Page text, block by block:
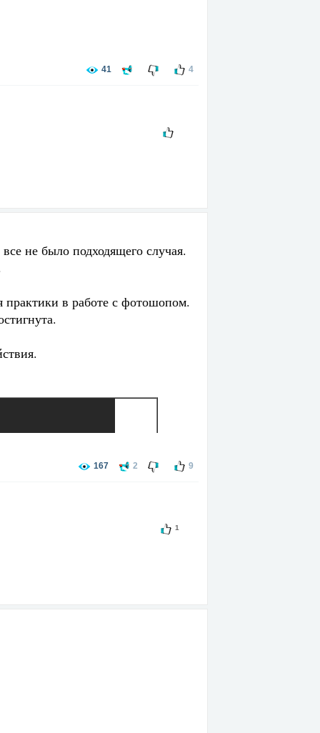
41 4
не было подходящего случая.
в работе с фотошопом.
167 2 9
1